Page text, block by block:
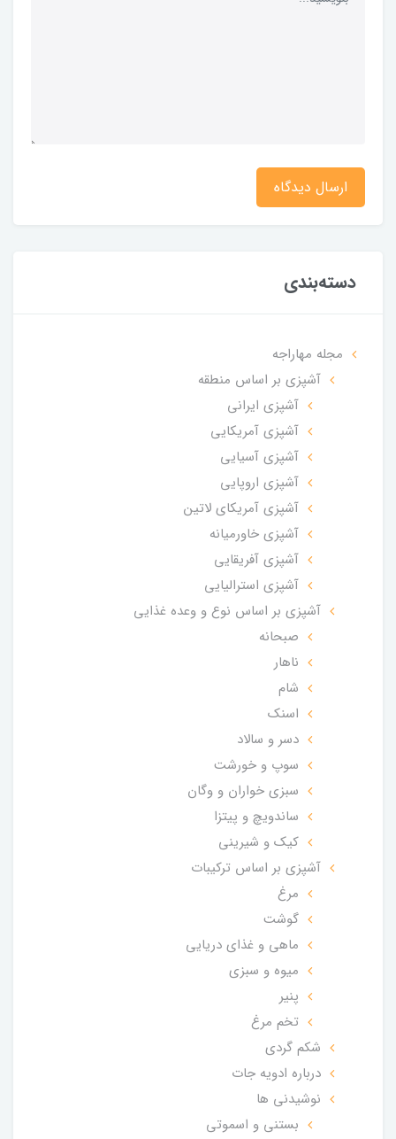
ارسال دیدگاه
دسته‌بندی
مجله مهاراجه
آشپزی بر اساس منطقه
آشپزی ایرانی
آشپزی آمریکایی
آشپزی آسیایی
آشپزی اروپایی
آشپزی آمریکای لاتین
آشپزی خاورمیانه
آشپزی آفریقایی
آشپزی استرالیایی
آشپزی بر اساس نوع و وعده غذایی
صبحانه
ناهار
شام
اسنک
دسر و سالاد
سوپ و خورشت
سبزی خواران و وگان
ساندویچ و پیتزا
کیک و شیرینی
آشپزی بر اساس ترکیبات
مرغ
گوشت
ماهی و غذای دریایی
میوه و سبزی
پنیر
تخم مرغ
شکم گردی
درباره ادویه جات
نوشیدنی ها
بستنی و اسموتی